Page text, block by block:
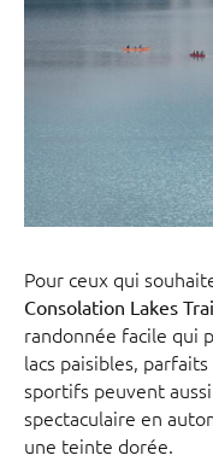
Pour ceux qui
Consolation Lakes
randonnée facile qui
lacs paisibles,
sportifs peuvent
spectaculaire en
une teinte dorée.